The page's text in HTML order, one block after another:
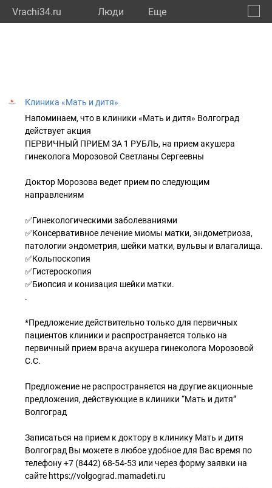
Vrachi34.ru Люди Eще
Клиника «Мать и дитя»
Напоминаем, что в клиники «Мать и дитя» Волгоград
действует акция
ПЕРВИЧНЫЙ ПРИЕМ ЗА 1 РУБЛЬ, на прием акушера
гинеколога Морозовой Светланы Сергеевны
Доктор Морозова ведет прием по следующим
направлениям
✅Гинекологическими заболеваниями
✅Консервативное лечение миомы матки, эндометриоза,
патологии эндометрия, шейки матки, вульвы и влагалища.
✅Кольпоскопия
✅Гистероскопия
✅Биопсия и конизация шейки матки.
.
*Предложение действительно только для первичных
пациентов клиники и распространяется только на
первичный прием врача акушера гинеколога Морозовой
С.С.
Предложение не распространяется на другие акционные
предложения, действующие в клиники “Мать и дитя”
Волгоград
Записаться на прием к доктору в клинику Мать и дитя
Волгоград Вы можете в любое удобное для Вас время по
телефону +7 (8442) 68-54-53 или через форму заявки на
сайте https://volgograd.mamadeti.ru